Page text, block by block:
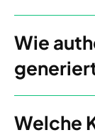
Wie
Welche